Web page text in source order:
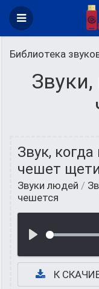
Библиотека
Звук,
чешет
Звуки людей /
чешется
К